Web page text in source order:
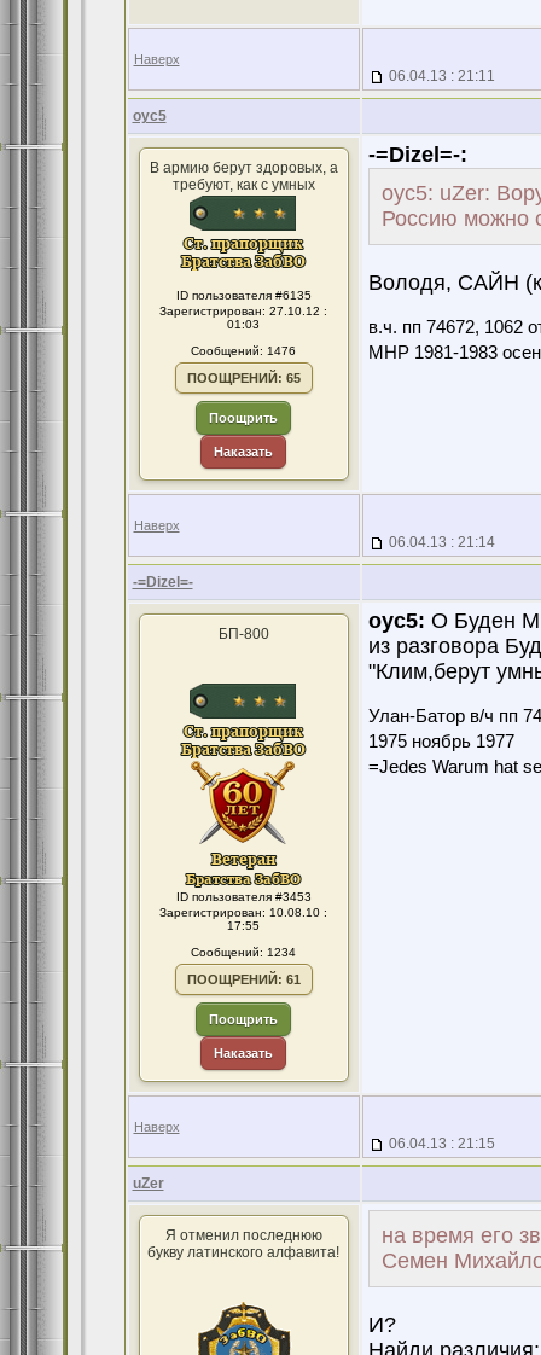
Наверх
06.04.13 : 21:11
оус5
В армию берут здоровых, а
требуют, как с умных
ID пользователя #6135
Зарегистрирован: 27.10.12 :
01:03
Сообщений: 1476
ПООЩРЕНИЙ: 65
Поощрить
Наказать
-=Dizel=-:
оус5: uZer:
Россию можно
Володя, САЙН
в.ч. пп 74672, 1062
МНР 1981-1983
Наверх
06.04.13 : 21:14
-=Dizel=-
БП-800
ID пользователя #3453
Зарегистрирован: 10.08.10 :
17:55
Сообщений: 1234
ПООЩРЕНИЙ: 61
Поощрить
Наказать
оус5: О Буден
из разговора
"Клим,берут
Улан-Батор в/ч пп
1975 ноябрь 1977
=Jedes Warum hat
Наверх
06.04.13 : 21:15
uZer
Я отменил последнюю
букву латинского алфавита!
на время его
Семен
И?
Найди